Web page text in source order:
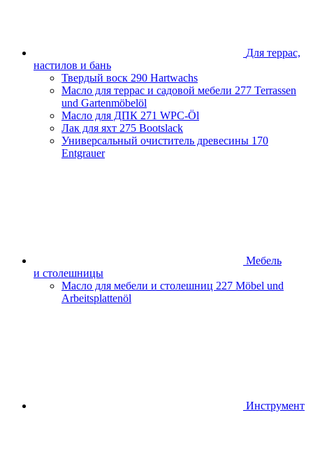
Для террас,
настилов и бань
Твердый воск 290 Hartwachs
Масло для террас и садовой мебели 277 Terrassen
und Gartenmöbelöl
Масло для ДПК 271 WPC-Öl
Лак для яхт 275 Bootslack
Универсальный очиститель древесины 170
Entgrauer
Мебель
и столешницы
Масло для мебели и столешниц 227 Möbel und
Arbeitsplattenöl
Инструмент